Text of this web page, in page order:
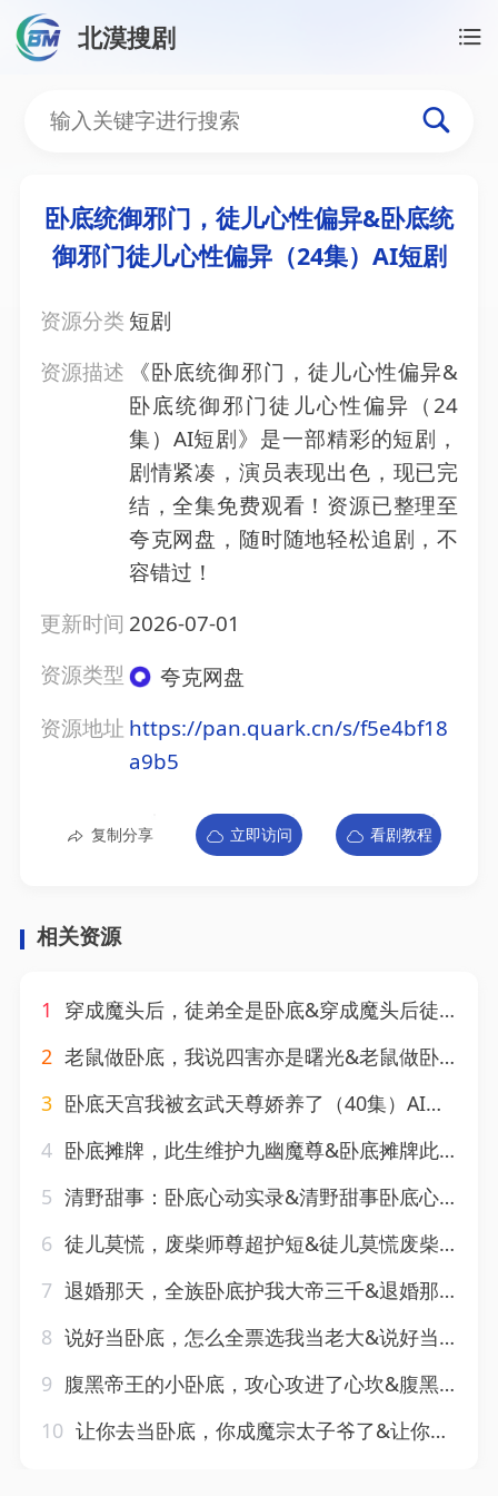
北漠搜剧
卧底统御邪门，徒儿心
卧底统御邪门，徒儿心性偏异&卧底统
御邪门徒儿心性偏异（24集）AI短剧
资源分类 短剧
资源描述
《卧底统御邪门，徒儿心性偏异&
卧底统御邪门徒儿心性偏异（24
集）AI短剧》是一部精彩的短剧，
剧情紧凑，演员表现出色，现已完
结，全集免费观看！资源已整理至
夸克网盘，随时随地轻松追剧，不
容错过！
更新时间 2026-07-01
资源类型
夸克网盘
资源地址 https://pan.quark.cn/s/f5e4bf18
a9b5
复制分享 立即访问 看剧教程
相关资源
1
穿成魔头后，徒弟全是卧底&穿成魔头后徒弟全是卧底（30集）AI短剧
2 老鼠做卧底，我说四害亦是曙光&老鼠做卧底我说四害亦是曙光（69集）AI短剧
3 卧底天宫我被玄武天尊娇养了（40集）AI短剧
4 卧底摊牌，此生维护九幽魔尊&卧底摊牌此生维护九幽魔尊（93集）AI短剧
5 清野甜事：卧底心动实录&清野甜事卧底心动实录（19集）AI短剧
6 徒儿莫慌，废柴师尊超护短&徒儿莫慌废柴师尊超护短（70集）AI短剧
7 退婚那天，全族卧底护我大帝三千&退婚那天全族卧底护我大帝三千（67集）AI短剧
8 说好当卧底，怎么全票选我当老大&说好当卧底怎么全票选我当老大（50集）AI短剧
9 腹黑帝王的小卧底，攻心攻进了心坎&腹黑帝王的小卧底攻心攻进了心坎（58集）AI短剧
10 让你去当卧底，你成魔宗太子爷了&让你去当卧底你成魔宗太子爷了（73集）AI短剧